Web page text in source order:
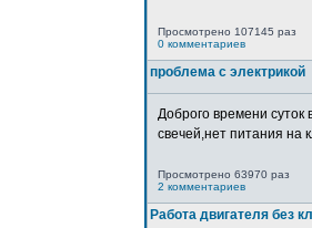
Просмотрено 107145 раз
0 комментариев
проблема с электрикой
Доброго времени суток
свечей,нет питания на
Просмотрено 63970 раз
2 комментариев
Работа двигателя без